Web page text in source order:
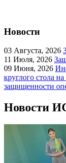
Новости
03 Августа, 2026
11 Июля, 2026
09 Июня, 2026
круглого стола
защищенности
Новости